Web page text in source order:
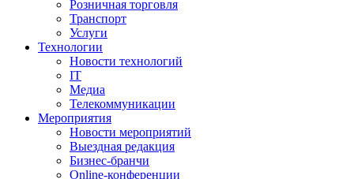
Розничная торговля
Транспорт
Услуги
Технологии
Новости технологий
IT
Медиа
Телекоммуникации
Мероприятия
Новости мероприятий
Выездная редакция
Бизнес-бранчи
Online-конференции